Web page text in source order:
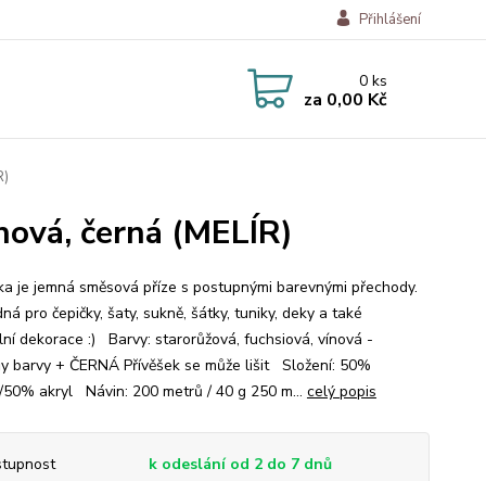
Přihlášení
0ks
za 0,00 Kč
černá (MELÍR)
je jemná směsová příze s postupnými barevnými přechody.
pro čepičky, šaty, sukně, šátky, tuniky, deky a také
dekorace :) Barvy: starorůžová, fuchsiová, vínová -
barvy + ČERNÁ Přívěšek se může lišit Složení: 50%
akryl Návin: 200 metrů / 40 g 250 m... celý popis
k odeslání od 2 do 7 dnů